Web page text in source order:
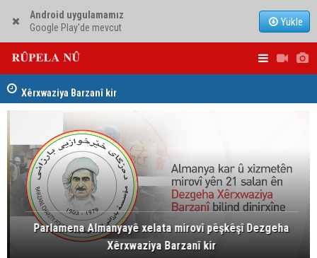
Android uygulamamız
Google Play'de mevcut
Yükle
Dezga Giştî ya Deverên di Derveyê Kurdistanê de
gotinên parêzgere Kerkûkê Muhammed Saman red kir
Parlamena Almanyayê xelata mirovî pêşkêşî Dezgeha
Xêrxwaziya Barzanî kir